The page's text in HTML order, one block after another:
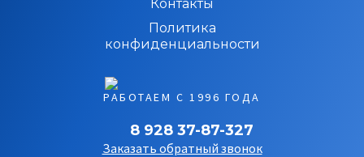
РАБОТАЕМ С 1996 ГОДА
Контакты
Политика
конфиденциальности
8 928 37-87-327
Заказать обратный звонок